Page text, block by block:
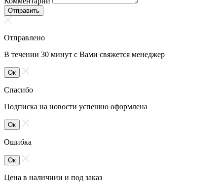
Отправить
Отправлено
В течении 30 минут с Вами свяжется менеджер
Ок
Спасибо
Подписка на новости успешно оформлена
Ок
Ошибка
Ок
Цена в наличиии и под заказ